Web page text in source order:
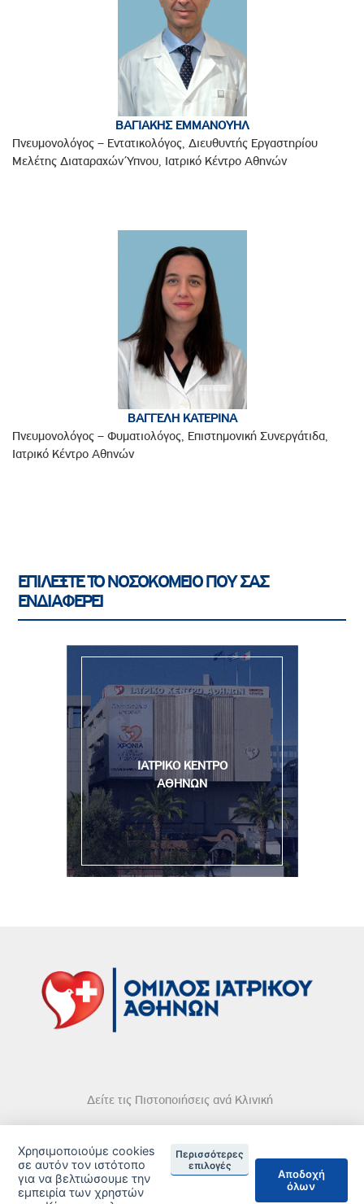
ΒΑΓΙΑΚΗΣ ΕΜΜΑΝΟΥΗΛ
Πνευμονολόγος – Εντατικολόγος, Διευθυντής Εργαστηρίου
Μελέτης Διαταραχών Ύπνου, Ιατρικό Κέντρο Αθηνών
ΒΑΓΓΕΛΗ ΚΑΤΕΡΙΝΑ
Πνευμονολόγος – Φυματιολόγος, Επιστημονική Συνεργάτιδα,
Ιατρικό Κέντρο Αθηνών
ΕΠΙΛΕΞΤΕ ΤΟ ΝΟΣΟΚΟΜΕΙΟ ΠΟΥ ΣΑΣ
ΕΝΔΙΑΦΕΡΕΙ
ΙΑΤΡΙΚΟ ΚΕΝΤΡΟ
ΑΘΗΝΩΝ
Δείτε τις Πιστοποιήσεις ανά Κλινική
Χρησιμοποιούμε cookies
σε αυτόν τον ιστότοπο
για να βελτιώσουμε την
εμπειρία των χρηστών
Περισσότερες
επιλογές
Αποδοχή
όλων